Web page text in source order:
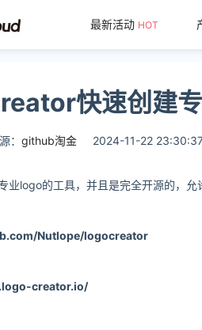
最新活动 HOT
快速创建
： github淘金 2024-11-22
业logo的工具，并且是完全开源的，允
Nutlope/logocreator
creator.io/